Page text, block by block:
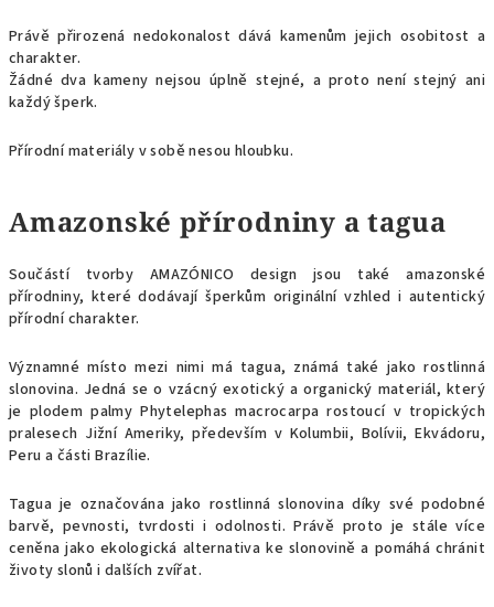
Právě přirozená nedokonalost dává kamenům jejich osobitost a
charakter.
Žádné dva kameny nejsou úplně stejné, a proto není stejný ani
každý šperk.
Přírodní materiály v sobě nesou hloubku.
Amazonské přírodniny a tagua
Součástí tvorby AMAZÓNICO design jsou také amazonské
přírodniny, které dodávají šperkům originální vzhled i autentický
přírodní charakter.
Významné místo mezi nimi má tagua, známá také jako rostlinná
slonovina. Jedná se o vzácný exotický a organický materiál, který
je plodem palmy Phytelephas macrocarpa rostoucí v tropických
pralesech Jižní Ameriky, především v Kolumbii, Bolívii, Ekvádoru,
Peru a části Brazílie.
Tagua je označována jako rostlinná slonovina díky své podobné
barvě, pevnosti, tvrdosti i odolnosti. Právě proto je stále více
ceněna jako ekologická alternativa ke slonovině a pomáhá chránit
životy slonů i dalších zvířat.